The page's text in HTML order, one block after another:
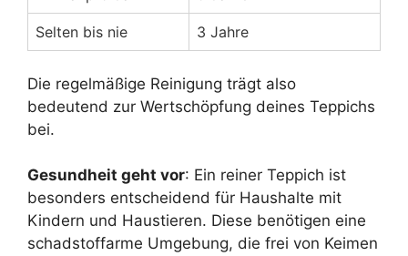
Selten bis nie 3 Jahre
Die regelmäßige Reinigung trägt also
bedeutend zur Wertschöpfung deines Teppichs
bei.
Gesundheit geht vor: Ein reiner Teppich ist
besonders entscheidend für Haushalte mit
Kindern und Haustieren. Diese benötigen eine
schadstoffarme Umgebung, die frei von Keimen